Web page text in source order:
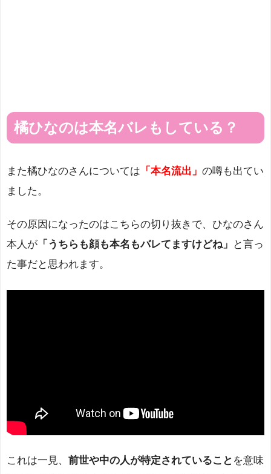
橘ひなのは本名バレもしている？
また橘ひなのさんについては 「本名流出」 の噂も出てい
ました。
その原因になったのはこちらの切り抜きで、ひなのさん
本人が 「うちらも顔も本名もバレてますけどね」
と言っ
た事だと思われます。
これは一見、 前世や中の人が特定されていること を意味